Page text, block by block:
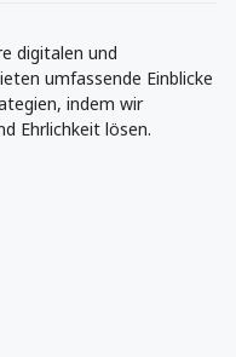
digitalen und
umfassende Einblicke
indem wir
Ehrlichkeit lösen.